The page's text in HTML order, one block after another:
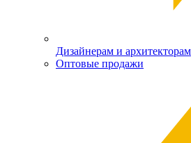
Дизайнерам и архитекторам
Оптовые продажи